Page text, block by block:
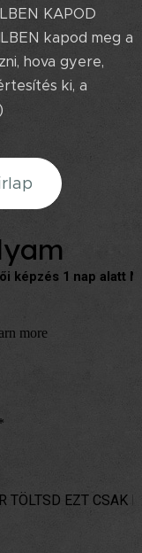
KAPOD
kapod meg a
hova gyere,
ki, a